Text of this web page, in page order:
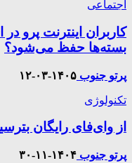
اجتماعی
کاربران اینترنت پرو
بسته‌ها حفظ می‌شود؟
پرتو جنوب ۱۴۰۵-۰۳-۱۲
تکنولوژی
از وای‌فای رایگان
پرتو جنوب ۱۴۰۴-۱۱-۳۰